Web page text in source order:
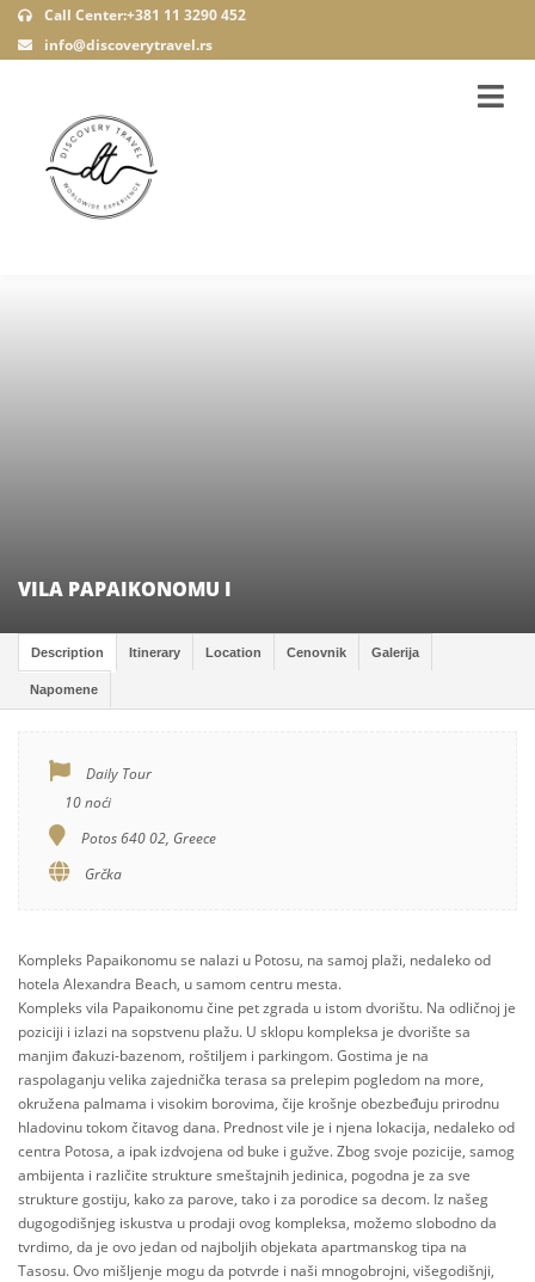
Call Center:+381 11 3290 452
info@discoverytravel.rs
VILA PAPAIKONOMU I
Description Itinerary Location Cenovnik Galerija
Napomene
Daily Tour
10 noći
Potos 640 02, Greece
Grčka
Kompleks Papaikonomu se nalazi u Potosu, na samoj plaži, nedaleko od
hotela Alexandra Beach, u samom centru mesta.
Kompleks vila Papaikonomu čine pet zgrada u istom dvorištu. Na odličnoj je
poziciji i izlazi na sopstvenu plažu. U sklopu kompleksa je dvorište sa
manjim đakuzi-bazenom, roštiljem i parkingom. Gostima je na
raspolaganju velika zajednička terasa sa prelepim pogledom na more,
okružena palmama i visokim borovima, čije krošnje obezbeđuju prirodnu
hladovinu tokom čitavog dana. Prednost vile je i njena lokacija, nedaleko od
centra Potosa, a ipak izdvojena od buke i gužve. Zbog svoje pozicije, samog
ambijenta i različite strukture smeštajnih jedinica, pogodna je za sve
strukture gostiju, kako za parove, tako i za porodice sa decom. Iz našeg
dugogodišnjeg iskustva u prodaji ovog kompleksa, možemo slobodno da
tvrdimo, da je ovo jedan od najboljih objekata apartmanskog tipa na
Tasosu. Ovo mišljenje mogu da potvrde i naši mnogobrojni, višegodišnji,